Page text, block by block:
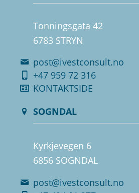
Tonningsgata 42
6783 STRYN
post@ivestconsult.no
+47 959 72 316
KONTAKTSIDE
SOGNDAL
Kyrkjevegen 6
6856 SOGNDAL
post@ivestconsult.no